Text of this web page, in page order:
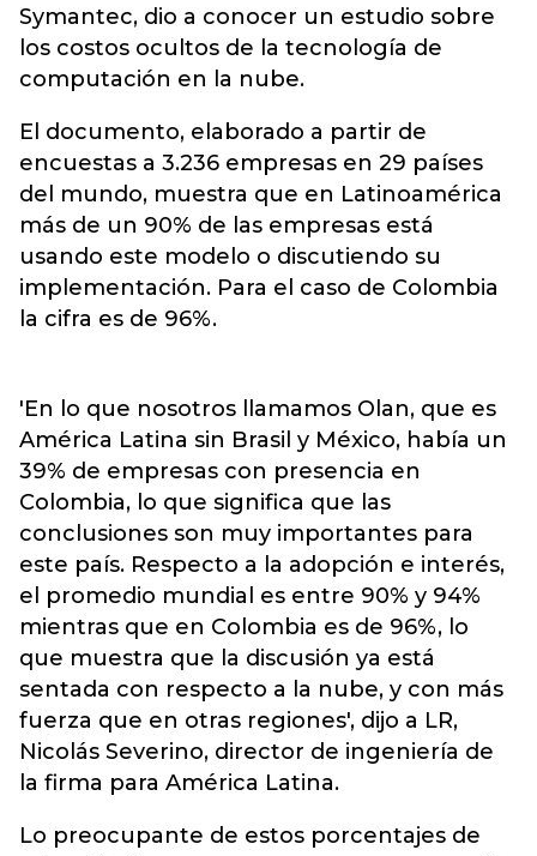
Symantec, dio a conocer un estudio sobre
los costos ocultos de la tecnología de
computación en la nube.
El documento, elaborado a partir de
encuestas a 3.236 empresas en 29 países
del mundo, muestra que en Latinoamérica
más de un 90% de las empresas está
usando este modelo o discutiendo su
implementación. Para el caso de Colombia
la cifra es de 96%.
'En lo que nosotros llamamos Olan, que es
América Latina sin Brasil y México, había un
39% de empresas con presencia en
Colombia, lo que significa que las
conclusiones son muy importantes para
este país. Respecto a la adopción e interés,
el promedio mundial es entre 90% y 94%
mientras que en Colombia es de 96%, lo
que muestra que la discusión ya está
sentada con respecto a la nube, y con más
fuerza que en otras regiones', dijo a LR,
Nicolás Severino, director de ingeniería de
la firma para América Latina.
Lo preocupante de estos porcentajes de